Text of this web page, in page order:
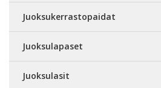
Juoksukerrastopaidat
Juoksulapaset
Juoksulasit